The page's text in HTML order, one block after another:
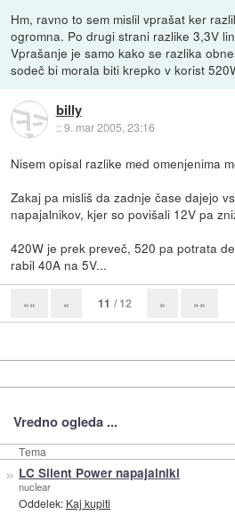
Hm, ravno to sem mislil vprašat ker
ogromna. Po drugi strani razlike 3,3V
Vprašanje je samo kako se razlika
sodeč bi morala biti krepko v korist
billy
::9. mar 2005, 23:16
Nisem opisal razlike med omenjenima
Zakaj pa misliš da zadnje čase dajejo
napajalnikov, kjer so povišali 12V pa
420W je prek preveč, 520 pa potrata
rabil 40A na 5V...
«« « 11 / 12 » »»
Vredno ogleda ...
Tema
» LC Silent Power napajalniki
nuclear
Oddelek: Kaj kupiti